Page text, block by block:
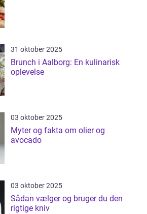
31 oktober 2025
Brunch i Aalborg: En kulinarisk
oplevelse
03 oktober 2025
Myter og fakta om olier og
avocado
03 oktober 2025
Sådan vælger og bruger du den
rigtige kniv